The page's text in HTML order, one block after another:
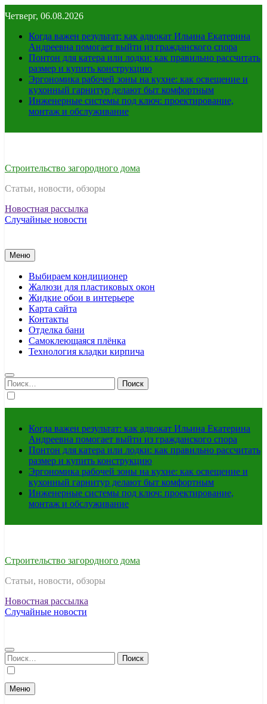
к
содержимому
Четверг, 06.08.2026
Когда важен результат: как адвокат Ильина Екатерина
Андреевна помогает выйти из гражданского спора
Понтон для катера или лодки: как правильно рассчитать
размер и купить конструкцию
Эргономика рабочей зоны на кухне: как освещение и
кухонный гарнитур делают быт комфортным
Инженерные системы под ключ: проектирование,
монтаж и обслуживание
Строительство загородного дома
Статьи, новости, обзоры
Новостная рассылка
Случайные новости
Меню
Выбираем кондиционер
Жалюзи для пластиковых окон
Жидкие обои в интерьере
Карта сайта
Контакты
Отделка бани
Самоклеющаяся плёнка
Технология кладки кирпича
Найти:
Когда важен результат: как адвокат Ильина Екатерина
Андреевна помогает выйти из гражданского спора
Понтон для катера или лодки: как правильно рассчитать
размер и купить конструкцию
Эргономика рабочей зоны на кухне: как освещение и
кухонный гарнитур делают быт комфортным
Инженерные системы под ключ: проектирование,
монтаж и обслуживание
Строительство загородного дома
Статьи, новости, обзоры
Новостная рассылка
Случайные новости
Найти:
Меню